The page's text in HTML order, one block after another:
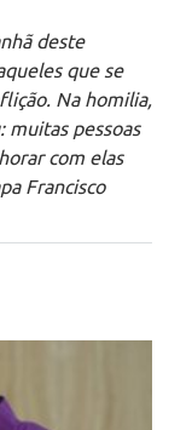
deste
que se
Na homilia,
muitas pessoas
com elas
Francisco